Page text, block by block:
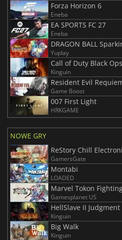
Forza Horizon 6
Eneba
EA SPORTS FC 27
Eneba
Yuplay
Call of Duty Black
Kinguin
Resident Evil
Game Boost
007 First Light
HRKGAME
NOWE GRY
ReStory Chill
GamersGate
Montabi
LOADED
Marvel Tokon
Gamesplanet US
HellSlave II
Kinguin
Big Walk
Kinguin